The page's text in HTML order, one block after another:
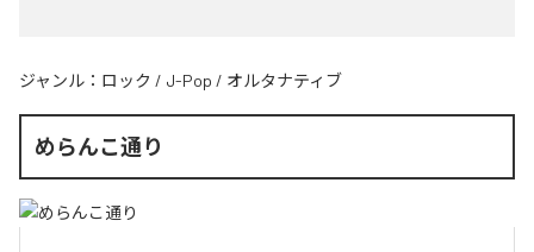
ジャンル： ロック / J-Pop / オルタナティブ
めらんこ通り